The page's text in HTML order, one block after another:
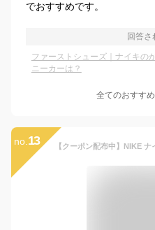
でおすすめです。
回答さ
ファーストシューズ｜ナイキの
ニーカーは？
全てのおすす
no. 13